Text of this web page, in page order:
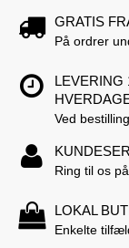
GRATIS
På ordrer
LEVERING
Ved
Ring til os
LOKAL
Enkelte